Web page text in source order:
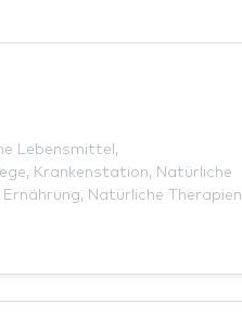
Lebensmittel ,
, Krankenstation, Natürliche
Ernährung, Natürliche Therapien